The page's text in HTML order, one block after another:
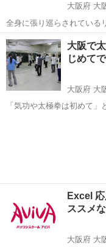
大阪府 大
全身に張り巡らされている
な水分等を体外に排出させ
現代の悩み改善や、ダイエ
ィマッサージ』！リラクゼ
大阪 大阪市 マッ
大阪で
じめて
大阪府 大
「気功や太極拳は初めて」
Excel
ススメ
大阪府 大